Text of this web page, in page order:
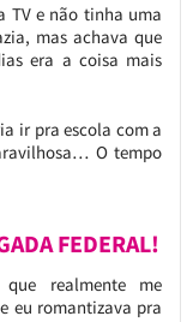
TV e não tinha uma
mas achava que
era a coisa mais
ir pra escola com a
O tempo
FEDERAL!
realmente me
eu romantizava pra